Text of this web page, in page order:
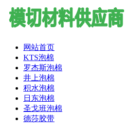
网站首页
KTS泡棉
罗杰斯泡棉
井上泡棉
积水泡棉
日东泡棉
圣戈班泡棉
德莎胶带